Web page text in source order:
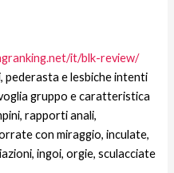
it/blk-review/
pederasta e lesbiche intenti
gruppo e caratteristica
rapporti anali,
con miraggio, inculate,
ingoi, orgie, sculacciate